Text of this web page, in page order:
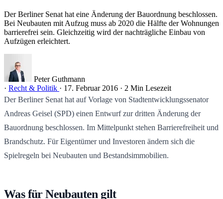
Der Berliner Senat hat eine Änderung der Bauordnung beschlossen.
Bei Neubauten mit Aufzug muss ab 2020 die Hälfte der Wohnungen
barrierefrei sein. Gleichzeitig wird der nachträgliche Einbau von
Aufzügen erleichtert.
Peter Guthmann
· Recht & Politik · 17. Februar 2016 · 2 Min Lesezeit
Der Berliner Senat hat auf Vorlage von Stadtentwicklungssenator
Andreas Geisel (SPD) einen Entwurf zur dritten Änderung der
Bauordnung beschlossen. Im Mittelpunkt stehen Barrierefreiheit und
Brandschutz. Für Eigentümer und Investoren ändern sich die
Spielregeln bei Neubauten und Bestandsimmobilien.
Was für Neubauten gilt